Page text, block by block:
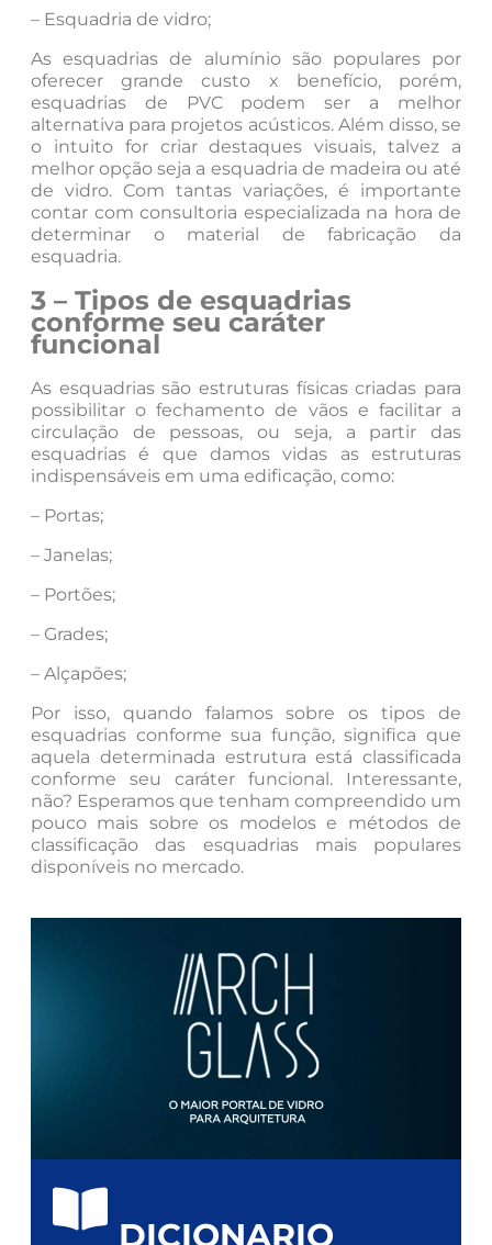
– Esquadria de vidro;
As esquadrias de alumínio são populares por
oferecer grande custo x benefício, porém,
esquadrias de PVC podem ser a melhor
alternativa para projetos acústicos. Além disso, se
o intuito for criar destaques visuais, talvez a
melhor opção seja a esquadria de madeira ou até
de vidro. Com tantas variações, é importante
contar com consultoria especializada na hora de
determinar o material de fabricação da
esquadria.
3 – Tipos de esquadrias
conforme seu caráter
funcional
As esquadrias são estruturas físicas criadas para
possibilitar o fechamento de vãos e facilitar a
circulação de pessoas, ou seja, a partir das
esquadrias é que damos vidas as estruturas
indispensáveis em uma edificação, como:
– Portas;
– Janelas;
– Portões;
– Grades;
– Alçapões;
Por isso, quando falamos sobre os tipos de
esquadrias conforme sua função, significa que
aquela determinada estrutura está classificada
conforme seu caráter funcional. Interessante,
não? Esperamos que tenham compreendido um
pouco mais sobre os modelos e métodos de
classificação das esquadrias mais populares
disponíveis no mercado.
DICIONARIO